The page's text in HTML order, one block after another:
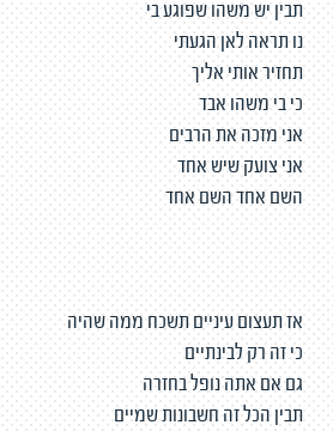
תבין יש משהו שפוגע בי
נו תראה לאן הגעתי
תחזיר אותי אליך
כי בי משהו אבד
אני מזכה את הרבים
אני צועק שיש אחד
השם אחד השם אחד
אז תעצום עיניים תשכח ממה שהיה
כי זה רק לבינתיים
גם אם אתה נופל בחזרה
תבין הכל זה חשבונות שמיים